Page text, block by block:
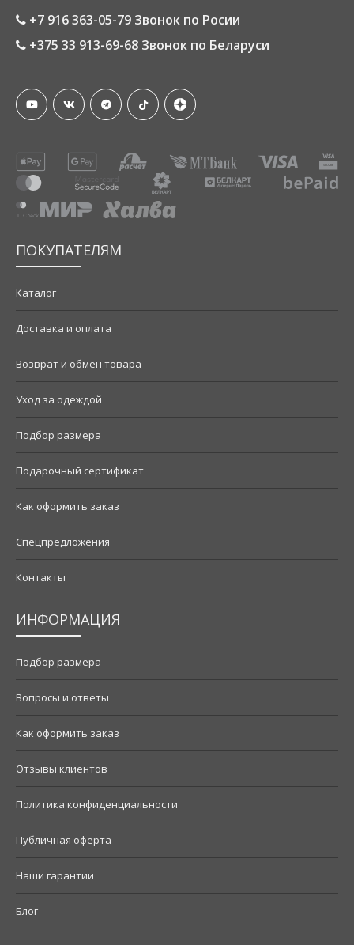
+7 916 363-05-79 Звонок по Росии
+375 33 913-69-68 Звонок по Беларуси
ПОКУПАТЕЛЯМ
Каталог
Доставка и оплата
Возврат и обмен товара
Уход за одеждой
Подбор размера
Подарочный сертификат
Как оформить заказ
Спецпредложения
Контакты
ИНФОРМАЦИЯ
Подбор размера
Вопросы и ответы
Как оформить заказ
Отзывы клиентов
Политика конфиденциальности
Публичная оферта
Наши гарантии
Блог